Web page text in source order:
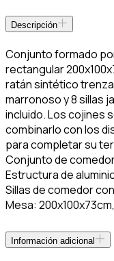
Descripción
Conjunto formado
rectangular
ratán sintético
marronoso y 8 sillas
incluido. Los cojines
combinarlo con los
para completar su
Conjunto de
Estructura de
Sillas de comedor
Mesa:
Información adicional